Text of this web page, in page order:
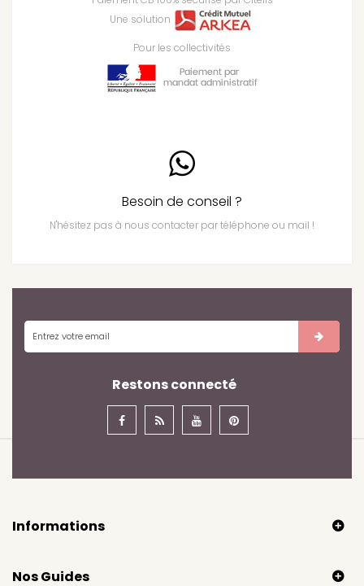
Une solution
Pour les collectivités
Besoin de conseil ?
N'hésitez pas à nous contacter par téléphone ou mail !
Restons connecté
Informations
Nos Guides